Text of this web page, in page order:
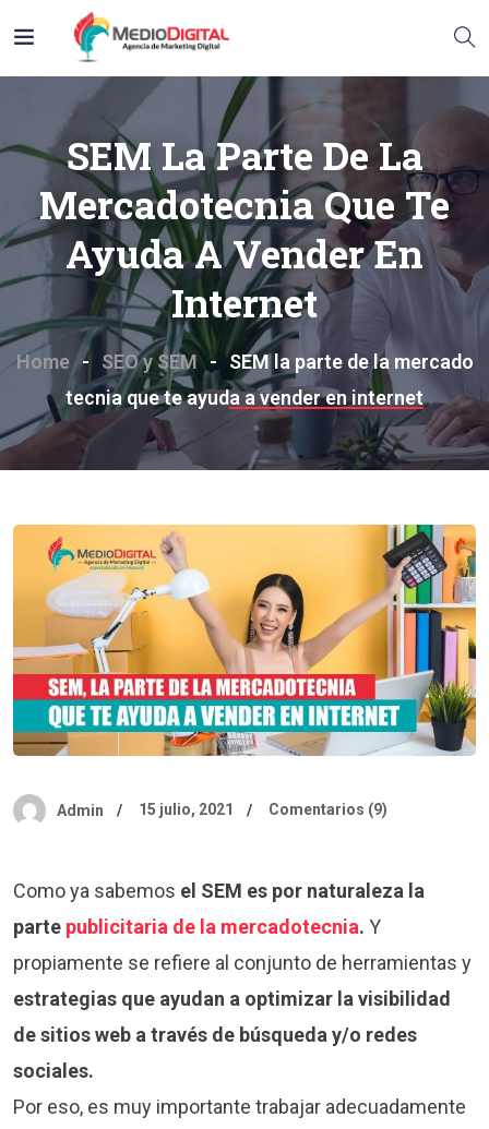
SEM La Parte De La
Mercadotecnia Que Te
Ayuda A Vender En
Internet
Home SEO y SEM
SEM la parte de la mercado
tecnia que te ayuda a vender en internet
Admin 15 julio, 2021 Comentarios (9)
Como ya sabemos el SEM es por naturaleza la
parte publicitaria de la mercadotecnia. Y
propiamente se refiere al conjunto de herramientas y
estrategias que ayudan a optimizar la visibilidad
de sitios web a través de búsqueda y/o redes
sociales.
Por eso, es muy importante trabajar adecuadamente